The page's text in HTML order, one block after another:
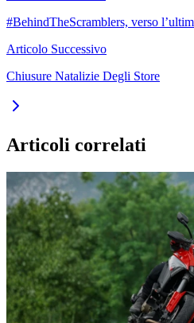
#BehindTheScramblers, verso
Articolo Successivo
Chiusure Natalizie Degli Store
Articoli correlati